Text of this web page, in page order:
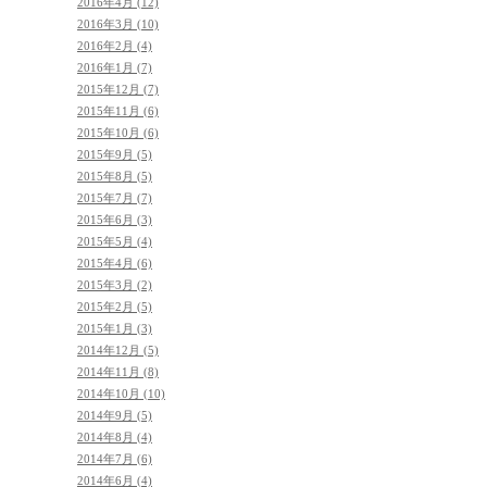
2016年3月 (10)
2016年2月 (4)
2016年1月 (7)
2015年12月 (7)
2015年11月 (6)
2015年10月 (6)
2015年9月 (5)
2015年8月 (5)
2015年7月 (7)
2015年6月 (3)
2015年5月 (4)
2015年4月 (6)
2015年3月 (2)
2015年2月 (5)
2015年1月 (3)
2014年12月 (5)
2014年11月 (8)
2014年10月 (10)
2014年9月 (5)
2014年8月 (4)
2014年7月 (6)
2014年6月 (4)